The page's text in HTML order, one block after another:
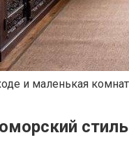
и маленькая
стиль